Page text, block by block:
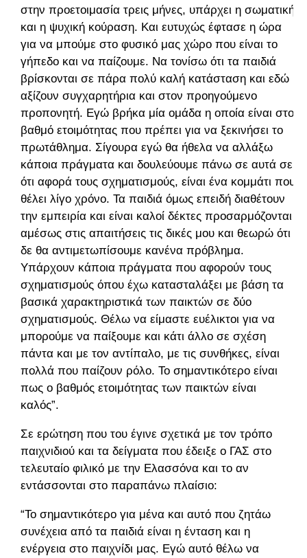
στην προετοιμασία τρεις μήνες, υπάρχει η σωματική
και η ψυχική κούραση. Και ευτυχώς έφτασε η ώρα
για να μπούμε στο φυσικό μας χώρο που είναι το
γήπεδο και να παίζουμε. Να τονίσω ότι τα παιδιά
βρίσκονται σε πάρα πολύ καλή κατάσταση και εδώ
αξίζουν συγχαρητήρια και στον προηγούμενο
προπονητή. Εγώ βρήκα μία ομάδα η οποία είναι στο
βαθμό ετοιμότητας που πρέπει για να ξεκινήσει το
πρωτάθλημα. Σίγουρα εγώ θα ήθελα να αλλάξω
κάποια πράγματα και δουλεύουμε πάνω σε αυτά σε
ότι αφορά τους σχηματισμούς, είναι ένα κομμάτι που
θέλει λίγο χρόνο. Τα παιδιά όμως επειδή διαθέτουν
την εμπειρία και είναι καλοί δέκτες προσαρμόζονται
αμέσως στις απαιτήσεις τις δικές μου και θεωρώ ότι
δε θα αντιμετωπίσουμε κανένα πρόβλημα.
Υπάρχουν κάποια πράγματα που αφορούν τους
σχηματισμούς όπου έχω κατασταλάξει με βάση τα
βασικά χαρακτηριστικά των παικτών σε δύο
σχηματισμούς. Θέλω να είμαστε ευέλικτοι για να
μπορούμε να παίξουμε και κάτι άλλο σε σχέση
πάντα και με τον αντίπαλο, με τις συνθήκες, είναι
πολλά που παίζουν ρόλο. Το σημαντικότερο είναι
πως ο βαθμός ετοιμότητας των παικτών είναι
καλός”.
Σε ερώτηση που του έγινε σχετικά με τον τρόπο
παιχνιδιού και τα δείγματα που έδειξε ο ΓΑΣ στο
τελευταίο φιλικό με την Ελασσόνα και το αν
εντάσσονται στο παραπάνω πλαίσιο:
“Το σημαντικότερο για μένα και αυτό που ζητάω
συνέχεια από τα παιδιά είναι η ένταση και η
ενέργεια στο παιχνίδι μας. Εγώ αυτό θέλω να